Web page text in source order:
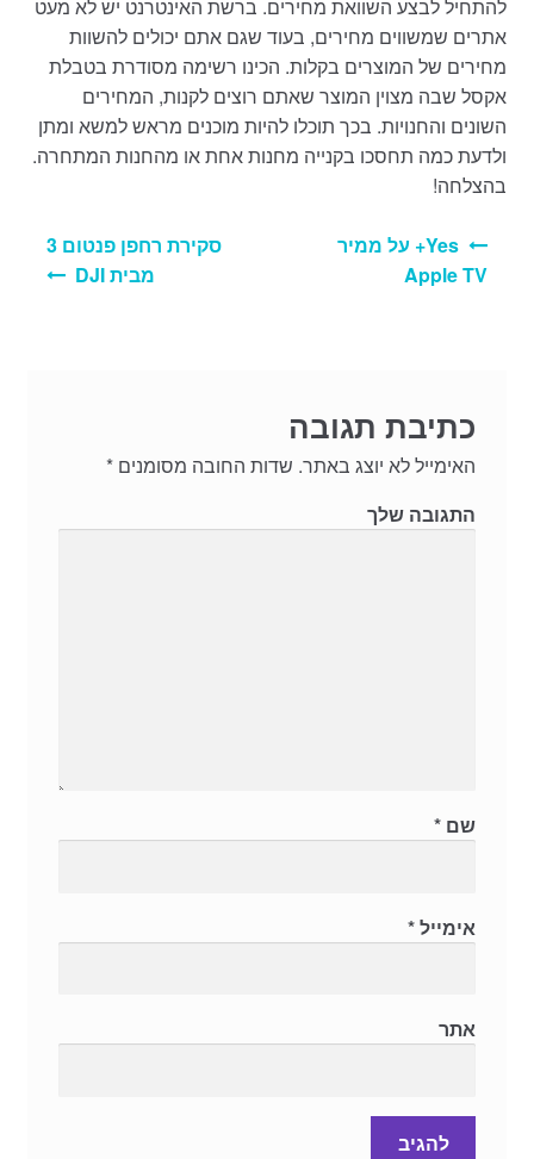
להתחיל לבצע השוואת מחירים. ברשת האינטרנט יש לא מעט
אתרים שמשווים מחירים, בעוד שגם אתם יכולים להשוות
מחירים של המוצרים בקלות. הכינו רשימה מסודרת בטבלת
אקסל שבה מצוין המוצר שאתם רוצים לקנות, המחירים
השונים והחנויות. בכך תוכלו להיות מוכנים מראש למשא ומתן
ולדעת כמה תחסכו בקנייה מחנות אחת או מהחנות המתחרה.
בהצלחה!
ניווט
Yes+ על ממיר
Apple TV
סקירת רחפן פנטום 3
מבית DJI
כתיבת תגובה
האימייל לא יוצג באתר. שדות החובה מסומנים *
התגובה שלך
שם *
אימייל*
אתר